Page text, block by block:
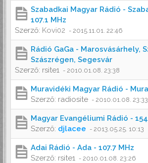
Szabadkai Magyar Rádió -
107.1 MHz
Szerző: Kovi02 - 2015.11.01. 22:46
Rádió GaGa - Marosvásárhely,
Szászrégen, Segesvár
Szerző: rsite1 - 2010.01.08. 23:38
Muravidéki Magyar Rádió -
Szerző: radiosite - 2010.01.08. 23:33
Magyar Evangéliumi Rádió -
Szerző: djlacee - 2013.05.25. 10:13
Adai Rádió - Ada - 107.7 MHz
Szerző: rsite1 - 2010.01.08. 23:26